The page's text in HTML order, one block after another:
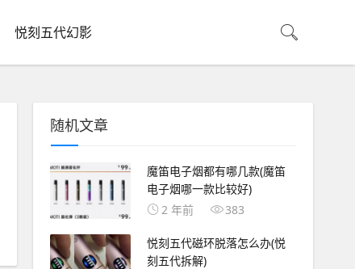
悦刻五代幻影
随机文章
魔笛电子烟都有哪几款(魔笛
电子烟哪一款比较好)
2 年前
383
悦刻五代磁环脱落怎么办(悦
刻五代拆解)